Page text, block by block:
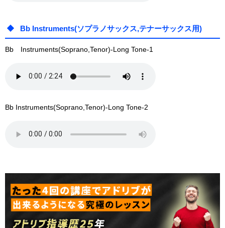
Bb Instruments(ソプラノサックス,テナーサックス用)
Bb Instruments(Soprano,Tenor)-Long Tone-1
Bb Instruments(Soprano,Tenor)-Long Tone-2